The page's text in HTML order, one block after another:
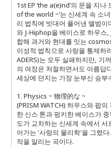
1st EP ‘the a(e)nd’의 문을 지나
of the world ~’는 신세계 속 소
리 법칙에 빗대어 풀어낸 앨범
와 J-Hiphop을 베이스로 하우스
합해 과거와 현대를 잇는
이성적 법칙으로 사랑을 통제하
ADERS)는 모두 실패하지만, 기
의 여정은 처절하면서도 아름답
세상에 던지는 가장 눈부신 승부
1. Physics ~ 物理的な ~
(PRISM WATCH) 하우스와 팝
한 신스 톤과 펑키한 베이스가
도가 교차하는 신세계 속에서
어가는 '사랑의 물리학'을 그렸
작을 알리는 곡이다.